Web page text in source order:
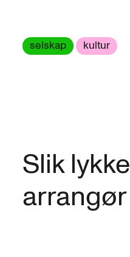
selskap kultur
Slik
arrangør